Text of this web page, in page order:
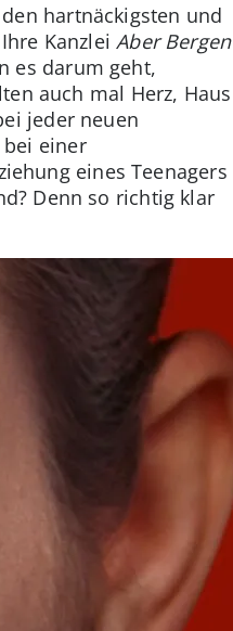
hartnäckigsten und
Kanzlei Aber Bergen
es darum geht,
auch mal Herz, Haus
jeder neuen
einer
eines Teenagers
Denn so richtig klar